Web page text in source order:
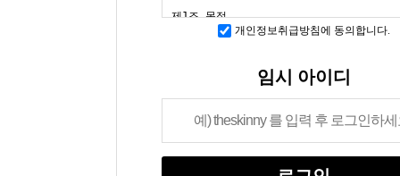
개인정보취급방침에 동의합니다.
임시 아이디